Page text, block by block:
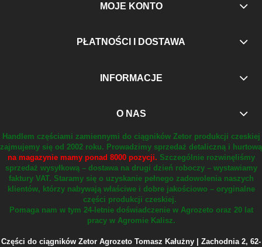
MOJE KONTO
PŁATNOŚCI I DOSTAWA
INFORMACJE
O NAS
Handlem częściami zamiennymi do ciągników Zetor produkcji czeskiej
zajmujemy się od 2002 roku. Prowadzimy sprzedaż detaliczną i hurtową
na magazynie mamy ponad 8000 pozycji. Szczególnie rozwinęliśmy
sprzedaż wysyłkową – dostawa na drugi dzień roboczy – wystawiamy
faktury VAT. Staramy się o uzyskanie pełnego zadowolenia naszych
klientów, którzy nabywają właściwe i dobre jakościowo – oryginalne
części produkcji czeskiej.
Pomaga nam w tym 24-letnie doświadczenie w Agrozeto oraz 20 lat
pracy w Agromie Kalisz.
Części do ciągników Zetor Agrozeto Tomasz Kałużny | Zachodnia 2, 62-